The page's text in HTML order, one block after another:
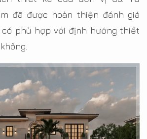
đã được hoàn thiện đánh giá
phù hợp với định hướng thiết